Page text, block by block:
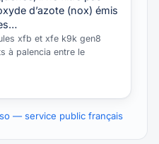
d’azote (nox) émis
xfb et xfe k9k gen8
à palencia entre le
— service public français